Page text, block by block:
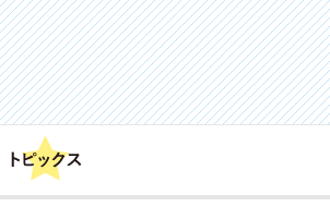
カードリスト